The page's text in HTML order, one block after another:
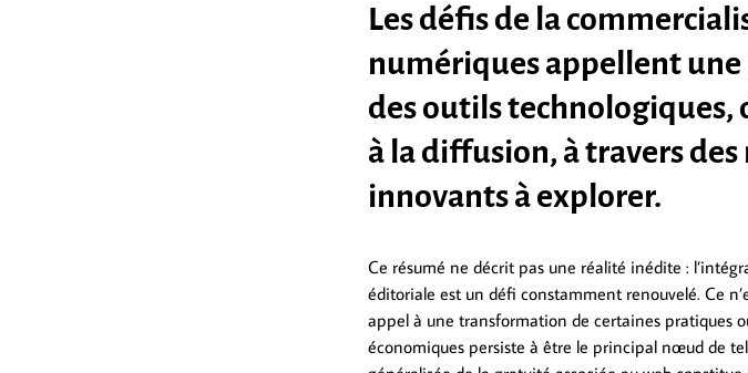
Les défis de la
numériques appellent
des outils technologiques,
à la diffusion, à travers
innovants à explorer.
Ce résumé ne décrit pas une réalité inédite :
éditoriale est un défi constamment renouvelé. Ce
appel à une transformation de certaines pratiques
économiques persiste à être le principal nœud de